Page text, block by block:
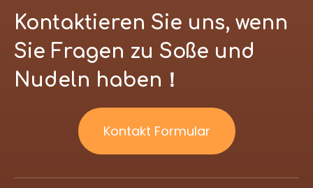
Kontaktieren Sie uns, wenn
Sie Fragen zu Soße und
Nudeln haben！
Kontakt Formular